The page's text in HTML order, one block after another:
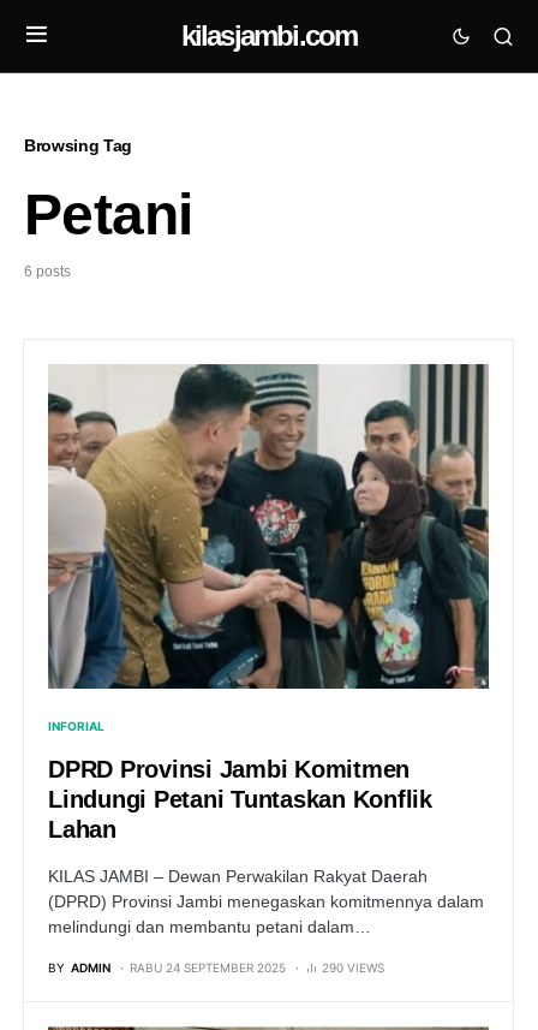
kilasjambi.com
Browsing Tag
Petani
6 posts
INFORIAL
DPRD Provinsi Jambi Komitmen
Lindungi Petani Tuntaskan Konflik
Lahan
KILAS JAMBI – Dewan Perwakilan Rakyat Daerah
(DPRD) Provinsi Jambi menegaskan komitmennya dalam
melindungi dan membantu petani dalam…
BY ADMIN RABU 24 SEPTEMBER 2025 290 VIEWS